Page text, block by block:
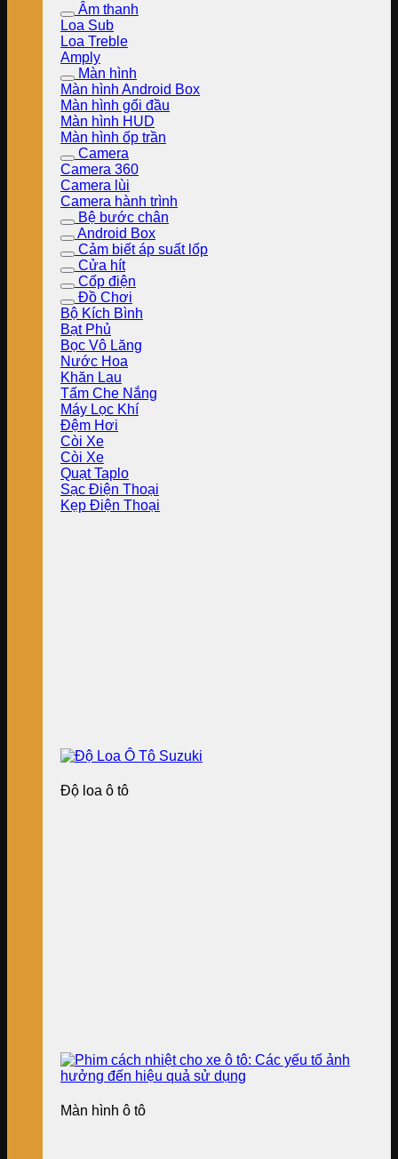
Âm thanh
Loa Sub
Loa Treble
Amply
Màn hình
Màn hình Android Box
Màn hình gối đầu
Màn hình HUD
Màn hình ốp trần
Camera
Camera 360
Camera lùi
Camera hành trình
Bệ bước chân
Android Box
Cảm biết áp suất lốp
Cửa hít
Cốp điện
Đồ Chơi
Bộ Kích Bình
Bạt Phủ
Bọc Vô Lăng
Nước Hoa
Khăn Lau
Tấm Che Nắng
Máy Lọc Khí
Đệm Hơi
Còi Xe
Còi Xe
Quạt Taplo
Sạc Điện Thoại
Kẹp Điện Thoại
Độ loa ô tô
Màn hình ô tô